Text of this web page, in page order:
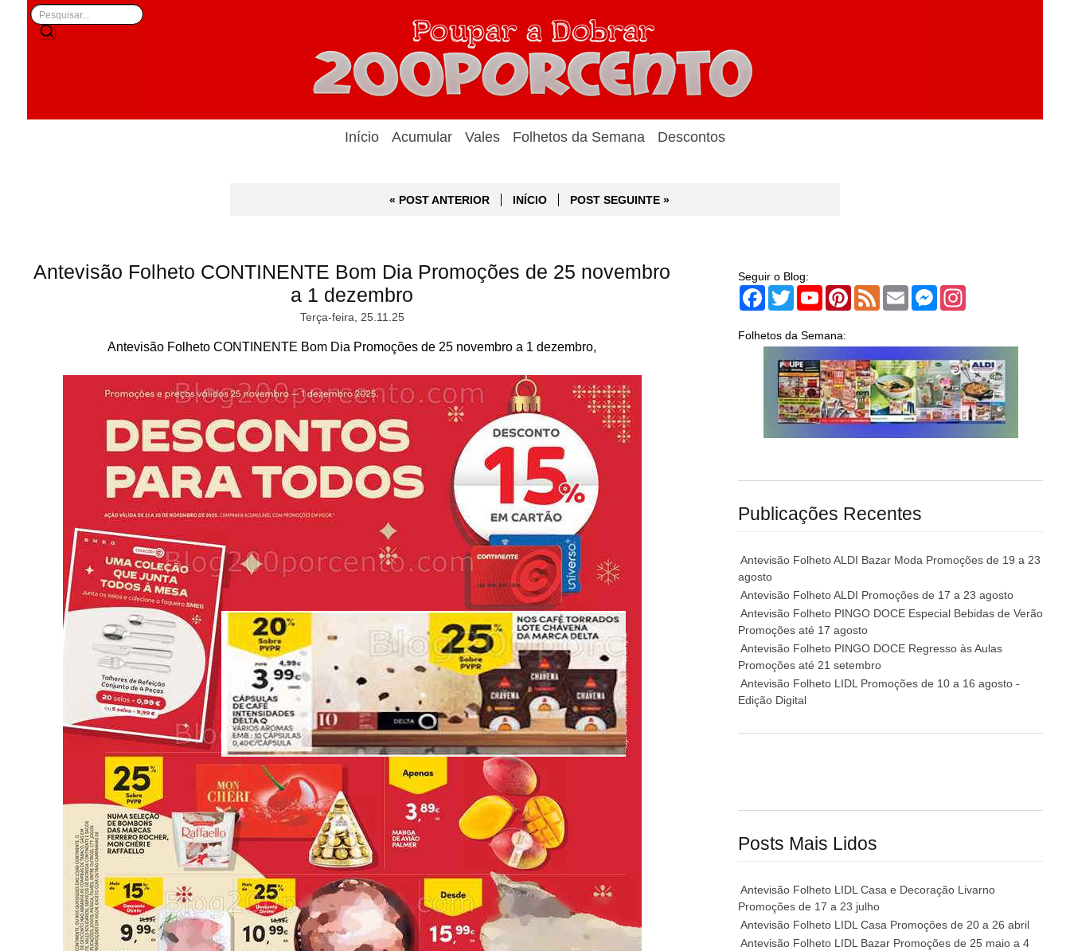
Início Acumular Vales Folhetos da Semana Descontos
« POST ANTERIOR INÍCIO POST SEGUINTE »
Antevisão Folheto CONTINENTE Bom Dia Promoções de 25 novembro
a 1 dezembro
Terça-feira, 25.11.25
Antevisão Folheto CONTINENTE Bom Dia Promoções de 25 novembro a 1 dezembro,
Seguir o Blog:
Facebook
TwitterYouTubePinterest
Feed Email Messenger
Folhetos da Semana:
Publicações Recentes
Antevisão Folheto ALDI Bazar Moda Promoções de 19 a 23
agosto
Antevisão Folheto ALDI Promoções de 17 a 23 agosto
Antevisão Folheto PINGO DOCE Especial Bebidas de Verão
Promoções até 17 agosto
Antevisão Folheto PINGO DOCE Regresso às Aulas
Promoções até 21 setembro
Antevisão Folheto LIDL Promoções de 10 a 16 agosto -
Edição Digital
Posts Mais Lidos
Antevisão Folheto LIDL Casa e Decoração Livarno
Promoções de 17 a 23 julho
Antevisão Folheto LIDL Casa Promoções de 20 a 26 abril
Antevisão Folheto LIDL Bazar Promoções de 25 maio a 4